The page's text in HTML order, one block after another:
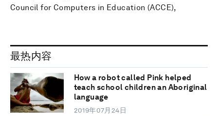
Council for Computers in Education (ACCE),
最热内容
How a robot called Pink helped
teach school children an Aboriginal
language
2019年07月24日